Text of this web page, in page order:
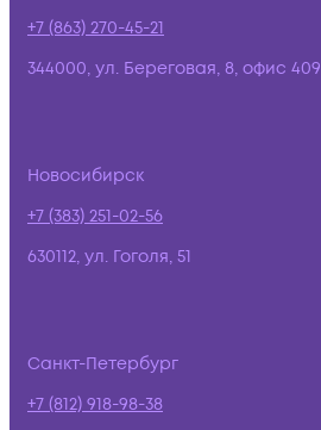
+7 (863) 270-45-21
344000, ул. Береговая, 8, офис 409
Новосибирск
+7 (383) 251-02-56
630112, ул. Гоголя, 51
Санкт-Петербург
+7 (812) 918-98-38